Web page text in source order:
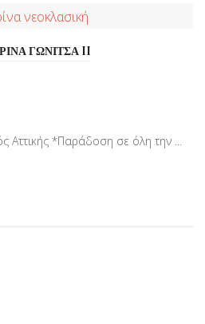
ΓΩΝΙΤΣΑ II
Αττικής *Παράδοση σε όλη την ...